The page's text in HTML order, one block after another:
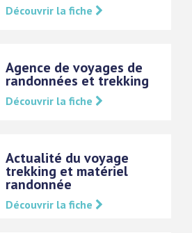
Découvrir la fiche
Agence de voyages de
randonnées et trekking
Découvrir la fiche
Actualité du voyage
trekking et matériel
randonnée
Découvrir la fiche